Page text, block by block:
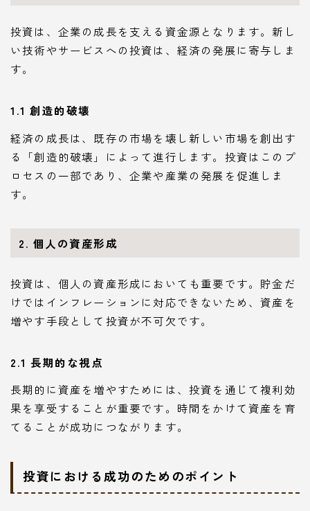
投資は、企業の成長を支える資金源となります。新し
い技術やサービスへの投資は、経済の発展に寄与しま
す。
1.1 創造的破壊
経済の成長は、既存の市場を壊し新しい市場を創出す
る「創造的破壊」によって進行します。投資はこのプ
ロセスの一部であり、企業や産業の発展を促進しま
す。
2. 個人の資産形成
投資は、個人の資産形成においても重要です。貯金だ
けではインフレーションに対応できないため、資産を
増やす手段として投資が不可欠です。
2.1 長期的な視点
長期的に資産を増やすためには、投資を通じて複利効
果を享受することが重要です。時間をかけて資産を育
てることが成功につながります。
投資における成功のためのポイント